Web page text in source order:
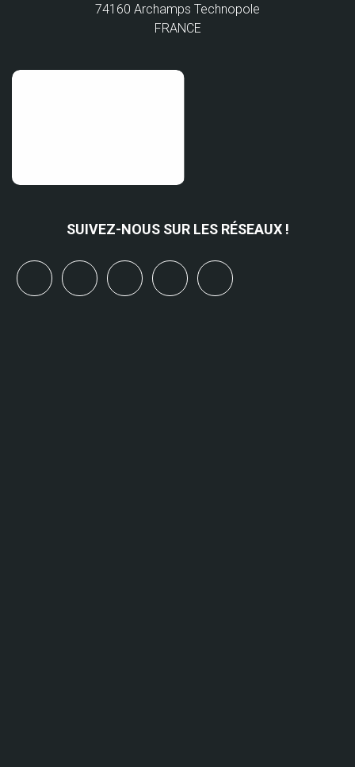
74160 Archamps Technopole
FRANCE
SUIVEZ-NOUS SUR LES RÉSEAUX !
linkedinyoutubebluesky mastodon